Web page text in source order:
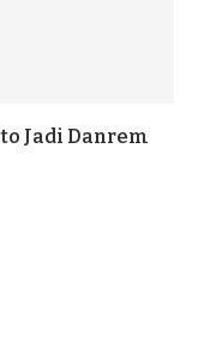
Jadi Danrem